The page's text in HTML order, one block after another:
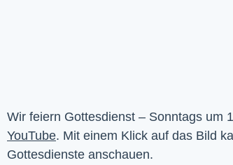
YouTube. Mit einem Klick auf das Bild
Gottesdienste anschauen.